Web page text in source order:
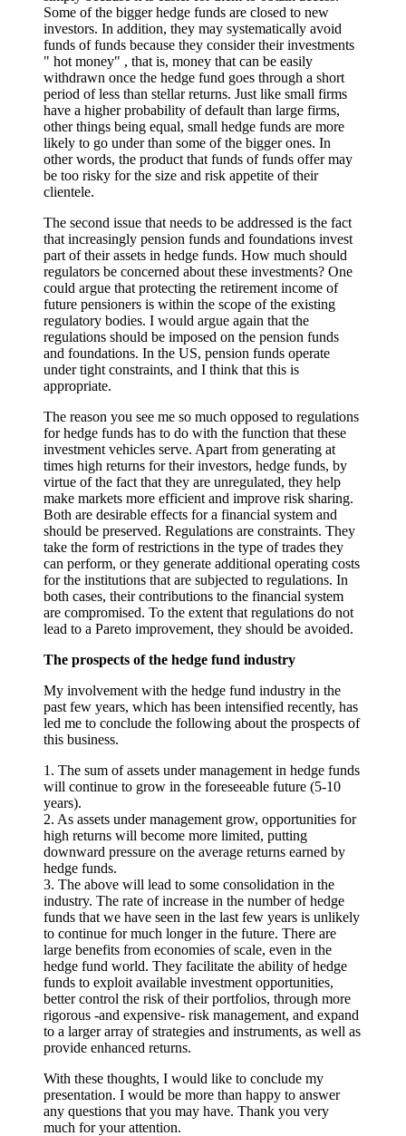
Some of the bigger hedge funds are closed to new
investors. In addition, they may systematically avoid
funds of funds because they consider their investments
" hot money" , that is, money that can be easily
withdrawn once the hedge fund goes through a short
period of less than stellar returns. Just like small firms
have a higher probability of default than large firms,
other things being equal, small hedge funds are more
likely to go under than some of the bigger ones. In
other words, the product that funds of funds offer may
be too risky for the size and risk appetite of their
clientele.
The second issue that needs to be addressed is the fact
that increasingly pension funds and foundations invest
part of their assets in hedge funds. How much should
regulators be concerned about these investments? One
could argue that protecting the retirement income of
future pensioners is within the scope of the existing
regulatory bodies. I would argue again that the
regulations should be imposed on the pension funds
and foundations. In the US, pension funds operate
under tight constraints, and I think that this is
appropriate.
The reason you see me so much opposed to regulations
for hedge funds has to do with the function that these
investment vehicles serve. Apart from generating at
times high returns for their investors, hedge funds, by
virtue of the fact that they are unregulated, they help
make markets more efficient and improve risk sharing.
Both are desirable effects for a financial system and
should be preserved. Regulations are constraints. They
take the form of restrictions in the type of trades they
can perform, or they generate additional operating costs
for the institutions that are subjected to regulations. In
both cases, their contributions to the financial system
are compromised. To the extent that regulations do not
lead to a Pareto improvement, they should be avoided.
The prospects of the hedge fund industry
My involvement with the hedge fund industry in the
past few years, which has been intensified recently, has
led me to conclude the following about the prospects of
this business.
1. The sum of assets under management in hedge funds
will continue to grow in the foreseeable future (5-10
years).
2. As assets under management grow, opportunities for
high returns will become more limited, putting
downward pressure on the average returns earned by
hedge funds.
3. The above will lead to some consolidation in the
industry. The rate of increase in the number of hedge
funds that we have seen in the last few years is unlikely
to continue for much longer in the future. There are
large benefits from economies of scale, even in the
hedge fund world. They facilitate the ability of hedge
funds to exploit available investment opportunities,
better control the risk of their portfolios, through more
rigorous -and expensive- risk management, and expand
to a larger array of strategies and instruments, as well as
provide enhanced returns.
With these thoughts, I would like to conclude my
presentation. I would be more than happy to answer
any questions that you may have. Thank you very
much for your attention.